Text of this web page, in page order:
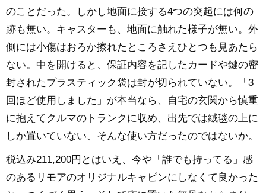
のことだった。しかし地面に接する4つの突起には何の
跡も無い。キャスターも、地面に触れた様子が無い。外
側には小傷はおろか擦れたところさえひとつも見あたら
ない。中を開けると、保証内容を記したカードや鍵の密
封されたプラスティック袋は封が切られていない。「3
回ほど使用しました」が本当なら、自宅の玄関から慎重
に抱えてクルマのトランクに収め、出先では絨毯の上に
しか置いていない、そんな使い方だったのではないか。
税込み211,200円とはいえ、今や「誰でも持ってる」感
のあるリモアのオリジナルキャビンにしなくて良かった